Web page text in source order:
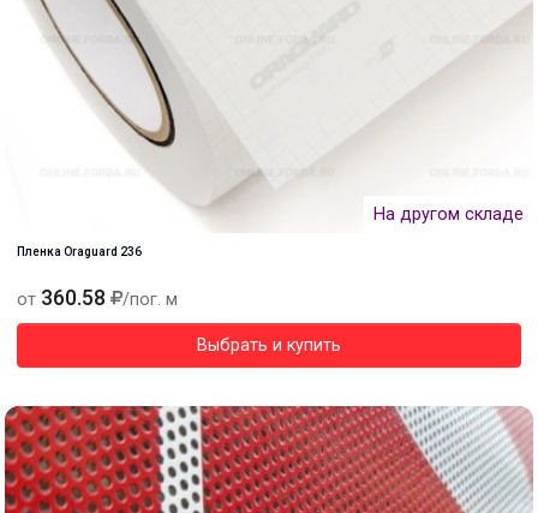
На другом складе
Пленка Oraguard 236
от 360.58 /пог. м
Выбрать и купить